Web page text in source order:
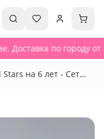
Доставка по городу от
Stars на 6 лет - Сет